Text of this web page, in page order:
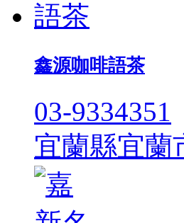
鑫源咖啡語茶
03-9334351
宜蘭縣宜蘭